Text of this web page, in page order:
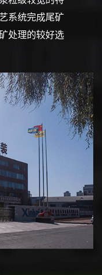
系统完成尾矿
处理的较好选